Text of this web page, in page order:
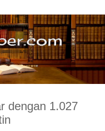
dengan 1.027